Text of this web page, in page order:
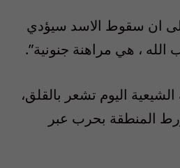
ان سقوط الاسد سيؤدي
، هي مراهنة جنونية”.
اليوم تشعر بالقلق،
المنطقة بحرب عبر